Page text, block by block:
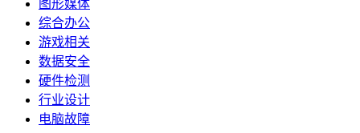
图形媒体
综合办公
游戏相关
数据安全
硬件检测
行业设计
电脑故障